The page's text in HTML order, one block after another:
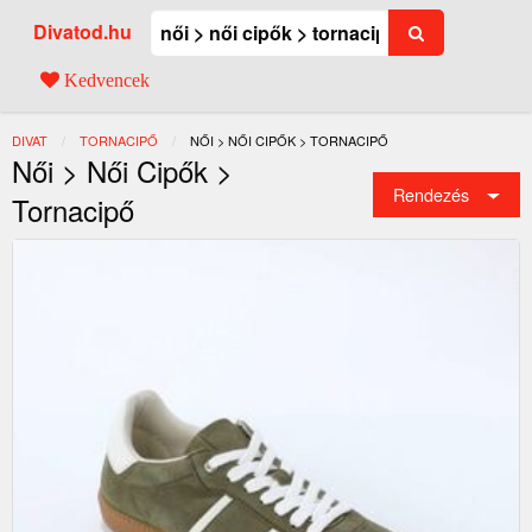
Divatod.hu
Kedvencek
DIVAT TORNACIPŐ JELENLEGI:
NŐI > NŐI CIPŐK > TORNACIPŐ
Női > Női Cipők >
Tornacipő
Rendezés